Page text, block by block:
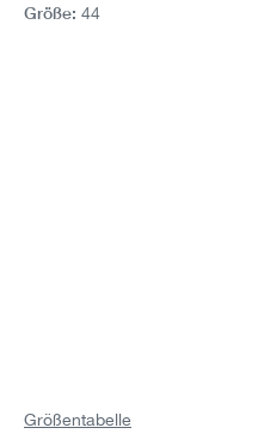
Größe: 44
Größentabelle